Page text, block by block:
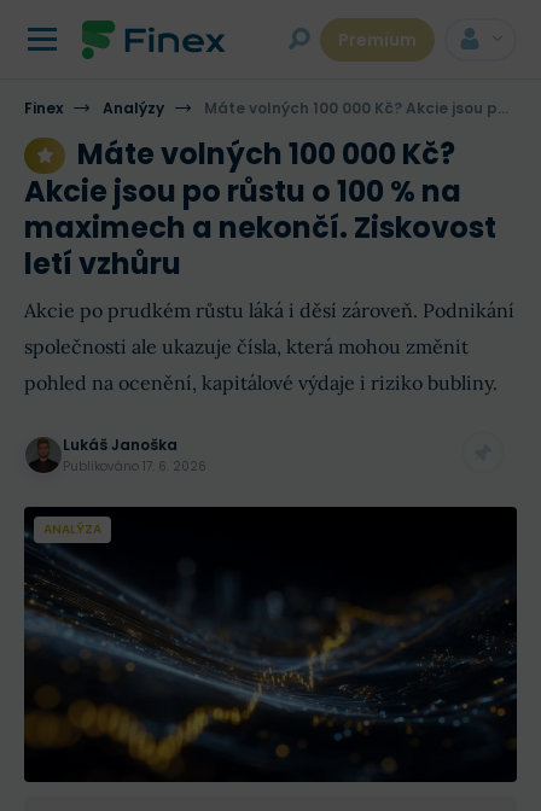
Premium
Finex Analýzy Máte volných 100 000 Kč? Akcie jsou po růstu o 100 % na maximech a nekončí. Ziskovost letí vzhůru
Máte volných 100 000 Kč?
Akcie jsou po růstu o 100 % na
maximech a nekončí. Ziskovost
letí vzhůru
Akcie po prudkém růstu láká i děsí zároveň. Podnikání
společnosti ale ukazuje čísla, která mohou změnit
pohled na ocenění, kapitálové výdaje i riziko bubliny.
Lukáš Janoška
Publikováno 17. 6. 2026
ANALÝZA